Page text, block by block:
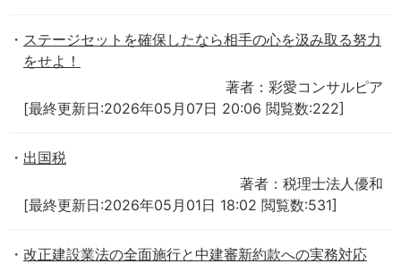
ステージセットを確保したなら相手の心を汲み取る努力
をせよ！
著者：彩愛コンサルピア
[最終更新日:2026年05月07日 20:06 閲覧数:222]
出国税
著者：税理士法人優和
[最終更新日:2026年05月01日 18:02 閲覧数:531]
改正建設業法の全面施行と中建審新約款への実務対応